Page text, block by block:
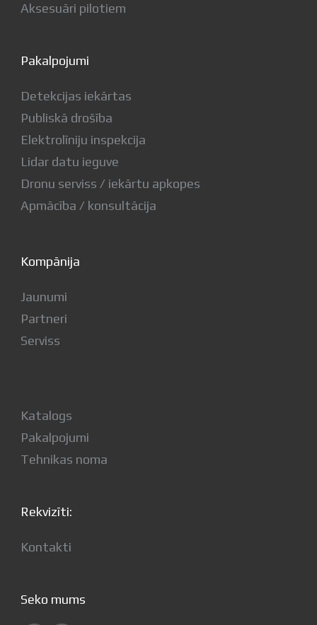
Aksesuāri pilotiem
Pakalpojumi
Detekcijas iekārtas
Publiskā drošība
Elektrolīniju inspekcija
Lidar datu ieguve
Dronu serviss / iekārtu apkopes
Apmācība / konsultācija
Kompānija
Jaunumi
Partneri
Serviss
Katalogs
Pakalpojumi
Tehnikas noma
Rekvizīti:
Kontakti
Seko mums